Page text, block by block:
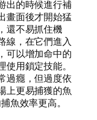
出的時候進行補
畫面後才開始猛
還不易抓住機
線，在它們進入
可以增加命中的
用鎖定技能。
過癮，但過度依
上更易捕獲的魚
魚效率更高。